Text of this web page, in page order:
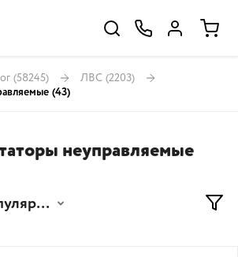
(58245) ЛВС (2203)
(43)
неуправляемые
Сначала популярные